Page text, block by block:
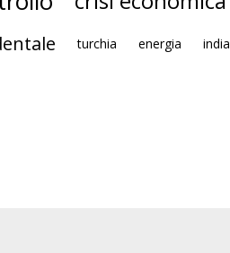
turchia energia india